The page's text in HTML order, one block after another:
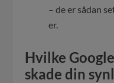
– de er sådan
er.
Hvilke
skade din